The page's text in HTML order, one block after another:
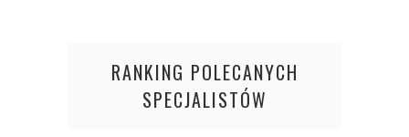
RANKING POLECANYCH
SPECJALISTÓW